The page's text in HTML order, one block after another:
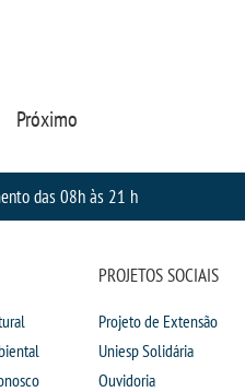
Próximo
das 08h às 21 h
PROJETOS SOCIAIS
Projeto de Extensão
Uniesp Solidária
Ouvidoria